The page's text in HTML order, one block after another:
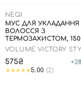
NEQI
МУС ДЛЯ УКЛАДАННЯ
ВОЛОССЯ З
ТЕРМОЗАХИСТОМ,
VOLUME VICTORY
575₴ +28
5.00 (2)